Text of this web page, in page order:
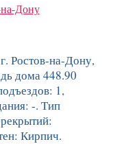
Дону
Ростов-на-Дону,
дома 448.90
1,
-. Тип
Кирпич.